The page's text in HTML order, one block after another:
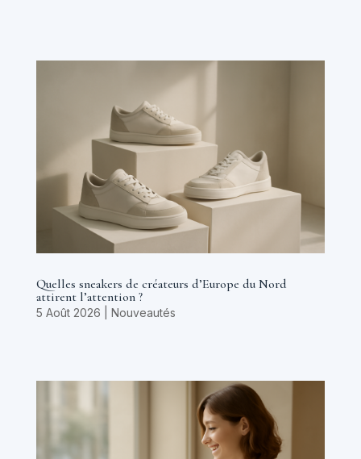
Quelles sneakers de créateurs d’Europe du Nord
attirent l’attention ?
5 Août 2026 Nouveautés